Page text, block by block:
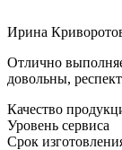
Ирина
Отлично
довольны,
Качество
Уровень сервиса
Срок